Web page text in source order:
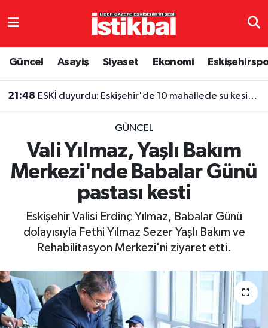
Güncel Asayiş Siyaset Ekonomi
21:48 ESKİ duyurdu: Eskişehir'de 10 mahallede su kesintisi
GÜNCEL
Vali Yılmaz, Yaşlı Bakım
Merkezi'nde Babalar Günü
pastası kesti
Eskişehir Valisi Erdinç Yılmaz, Babalar Günü
dolayısıyla Fethi Yılmaz Sezer Yaşlı Bakım ve
Rehabilitasyon Merkezi'ni ziyaret etti.
Eskişehirspor
Spor
Ekonomi
Yaşam
Resmi ilanlar
Eskişehir Nöbetçi Eczaneler
TFF 3.Lig 4.Grup Puan Durumu ve Fikstür
Tüm Manşetler
Son Dakika Haberleri